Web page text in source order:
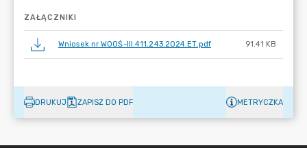
ZAŁĄCZNIKI
Wniosek nr WOOŚ-III.411.243.2024.ET.pdf 91.41 KB
DRUKUJ ZAPISZ DO PDF METRYCZKA